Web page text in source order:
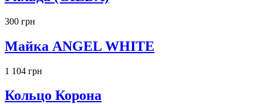
300 грн
Майка ANGEL WHITE
1 104 грн
Кольцо Корона